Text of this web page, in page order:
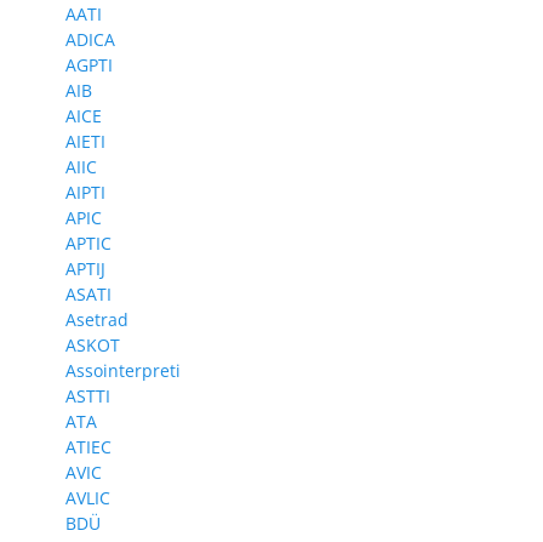
AATI
ADICA
AGPTI
AIB
AICE
AIETI
AIIC
AIPTI
APIC
APTIC
APTIJ
ASATI
Asetrad
ASKOT
Assointerpreti
ASTTI
ATA
ATIEC
AVIC
AVLIC
BDÜ